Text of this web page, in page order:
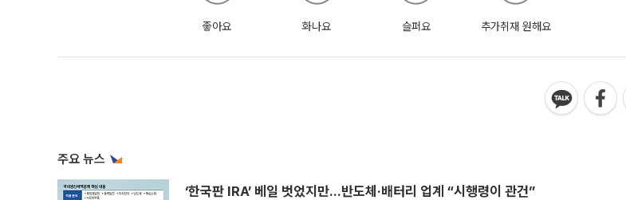
좋아요 화나요 슬퍼요 추가취재 원해요
주요 뉴스
‘한국판 IRA’ 베일 벗었지만…반도체·배터리 업계 “시행령이 관건”